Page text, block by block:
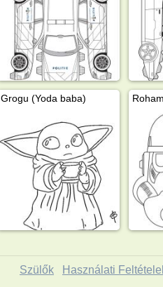
Grogu (Yoda baba)
Szülők Használati